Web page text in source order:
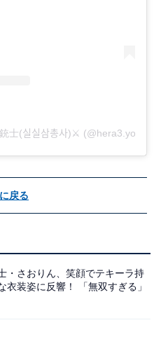
戻る
・さおりん、笑顔でテキーラ持
衣装姿に反響！ 「無双すぎる」